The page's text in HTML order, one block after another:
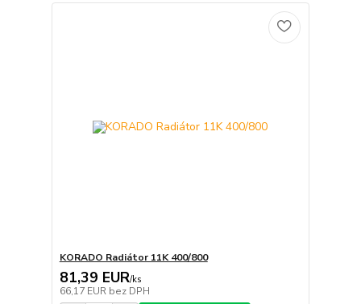
KORADO Radiátor 11K 400/800
81,39 EUR/ks
66,17 EUR bez DPH